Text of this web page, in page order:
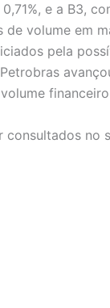
e a B3,
volume em
pela
consultados no